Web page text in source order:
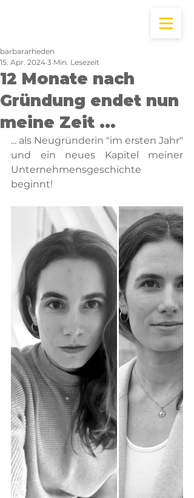
12 Monate nach
Gründung endet nun
meine Zeit ...
barbararheden
15. Apr. 2024 3 Min. Lesezeit
... als Neugründerin "im ersten Jahr"
und ein neues Kapitel meiner
Unternehmensgeschichte
beginnt!